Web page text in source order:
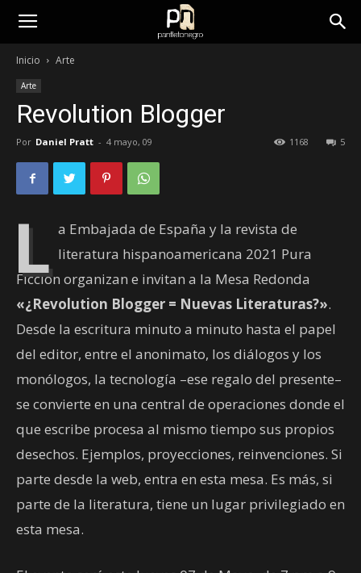
panfletonegro
Inicio Arte
Arte
Revolution Blogger
Por Daniel Pratt - 4 mayo, 09 5
1168
L a Embajada de España y la revista de
literatura hispanoamericana 2021 Pura
Ficción organizan e invitan a la Mesa Redonda
«¿Revolution Blogger = Nuevas Literaturas?».
Desde la escritura minuto a minuto hasta el papel
del editor, entre el anonimato, los diálogos y los
monólogos, la tecnología –ese regalo del presente–
se convierte en una central de operaciones donde el
que escribe procesa al mismo tiempo sus propios
desechos. Ejemplos, proyecciones, reinvenciones. Si
parte desde la web, entra en esta mesa. Es más, si
parte de la literatura, tiene un lugar privilegiado en
esta mesa.